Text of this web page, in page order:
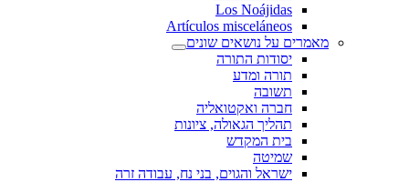
Los Noájidas
Artículos misceláneos
מאמרים על נושאים שונים
יסודות התורה
תורה ומדע
תשובה
חברה ואקטואליה
תהליך הגאולה, ציונות
בית המקדש
שמיטה
ישראל והגוים, בני נח, עבודה זרה